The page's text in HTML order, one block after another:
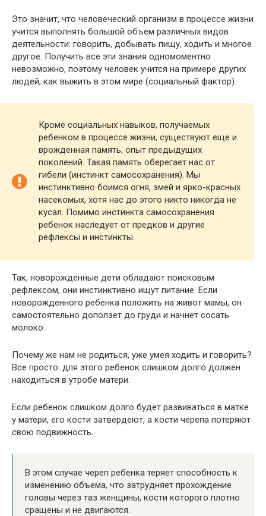
Это значит, что человеческий организм в процессе жизни
учится выполнять большой объем различных видов
деятельности: говорить, добывать пищу, ходить и многое
другое. Получить все эти знания одномоментно
невозможно, поэтому человек учится на примере других
людей, как выжить в этом мире (социальный фактор).
Кроме социальных навыков, получаемых
ребенком в процессе жизни, существуют еще и
врожденная память, опыт предыдущих
поколений. Такая память оберегает нас от
гибели (инстинкт самосохранения). Мы
инстинктивно боимся огня, змей и ярко-красных
насекомых, хотя нас до этого никто никогда не
кусал. Помимо инстинкта самосохранения
ребенок наследует от предков и другие
рефлексы и инстинкты.
Так, новорожденные дети обладают поисковым
рефлексом, они инстинктивно ищут питание. Если
новорожденного ребенка положить на живот мамы, он
самостоятельно доползет до груди и начнет сосать
молоко.
Почему же нам не родиться, уже умея ходить и говорить?
Все просто: для этого ребенок слишком долго должен
находиться в утробе матери.
Если ребенок слишком долго будет развиваться в матке
у матери, его кости затвердеют, а кости черепа потеряют
свою подвижность.
В этом случае череп ребенка теряет способность к
изменению объема, что затрудняет прохождение
головы через таз женщины, кости которого плотно
сращены и не двигаются.